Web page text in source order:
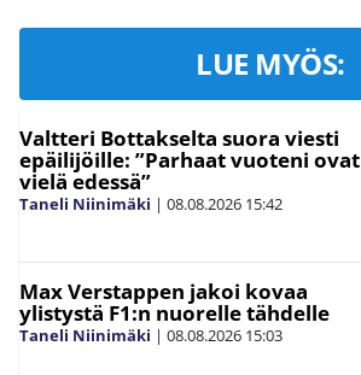
LUE MYÖS:
Valtteri Bottakselta suora viesti
epäilijöille: ”Parhaat vuoteni ovat
vielä edessä”
Taneli Niinimäki | 08.08.2026 15:42
Max Verstappen jakoi kovaa
ylistystä F1:n nuorelle tähdelle
Taneli Niinimäki | 08.08.2026 15:03